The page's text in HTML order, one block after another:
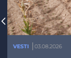
VESTI 03.08.2026